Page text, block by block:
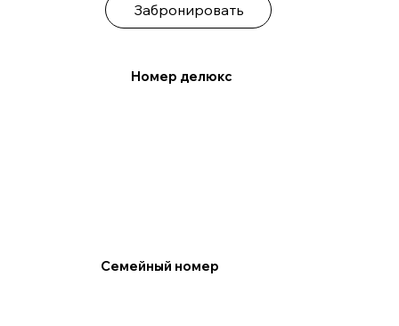
Забронировать
Номер делюкс
Семейный номер